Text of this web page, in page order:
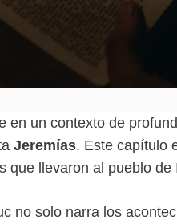
en un contexto de
Jeremías. Este capítulo
que llevaron al pueblo
no solo narra los